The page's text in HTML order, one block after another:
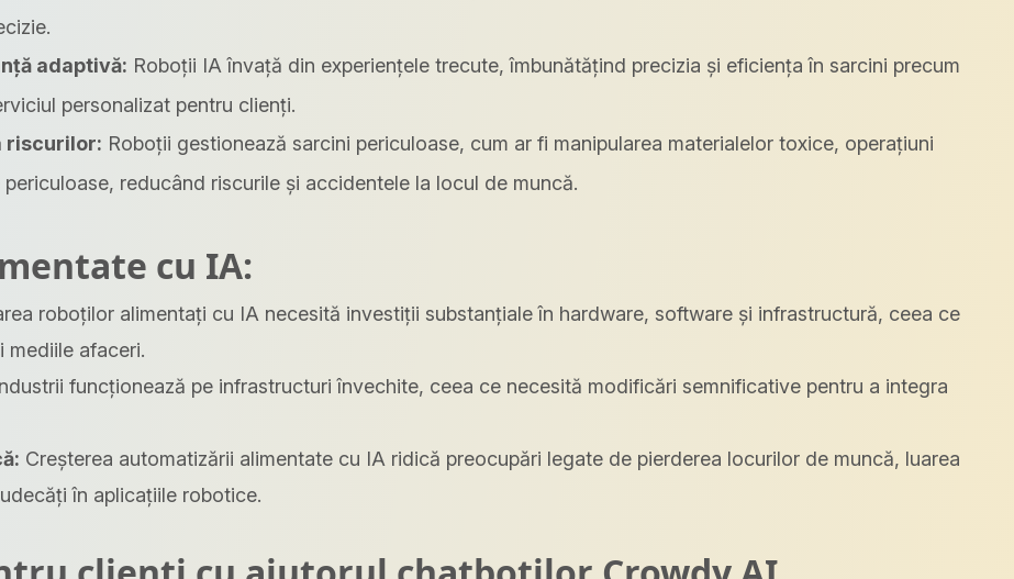
adaptivă: Roboții IA învață din experiențele trecute, îmbunătățind precizia și eficiența în sarcini precum
personalizat pentru clienți.
riscurilor: Roboții gestionează sarcini periculoase, cum ar fi manipularea materialelor toxice, operațiuni
reducând riscurile și accidentele la locul de muncă.
cu IA:
roboților alimentați cu IA necesită investiții substanțiale în hardware, software și infrastructură, ceea ce
mediile afaceri.
funcționează pe infrastructuri învechite, ceea ce necesită modificări semnificative pentru a integra
Creșterea automatizării alimentate cu IA ridică preocupări legate de pierderea locurilor de muncă, luarea
în aplicațiile robotice.